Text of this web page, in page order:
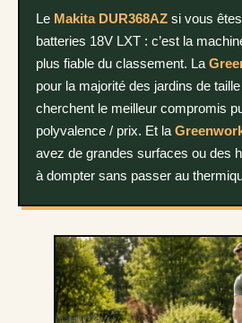
Le Makita DUR368AZ si vous
batteries 18V LXT : c’est la
plus fiable du classement. La
pour la majorité des jardins de
cherchent le meilleur compromis
polyvalence / prix. Et la
avez de grandes surfaces ou des
à dompter sans passer au